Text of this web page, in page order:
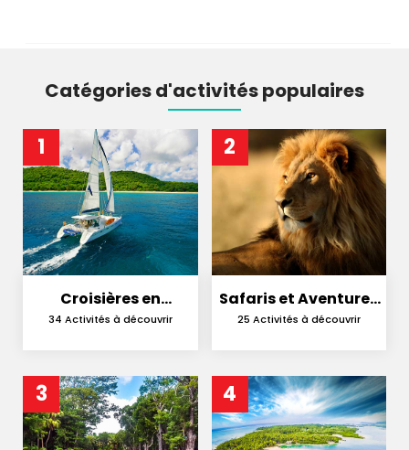
Catégories d'activités populaires
1
Croisières en
Catamaran
34 Activités à découvrir
2
Safaris et Aventures
en Nature
25 Activités à découvrir
3 4